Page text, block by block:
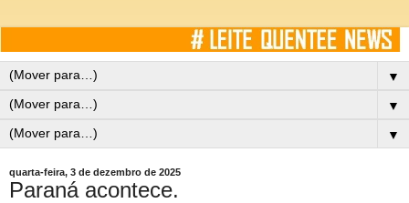
▼
▼
▼
quarta-feira, 3 de dezembro de 2025
Paraná acontece.